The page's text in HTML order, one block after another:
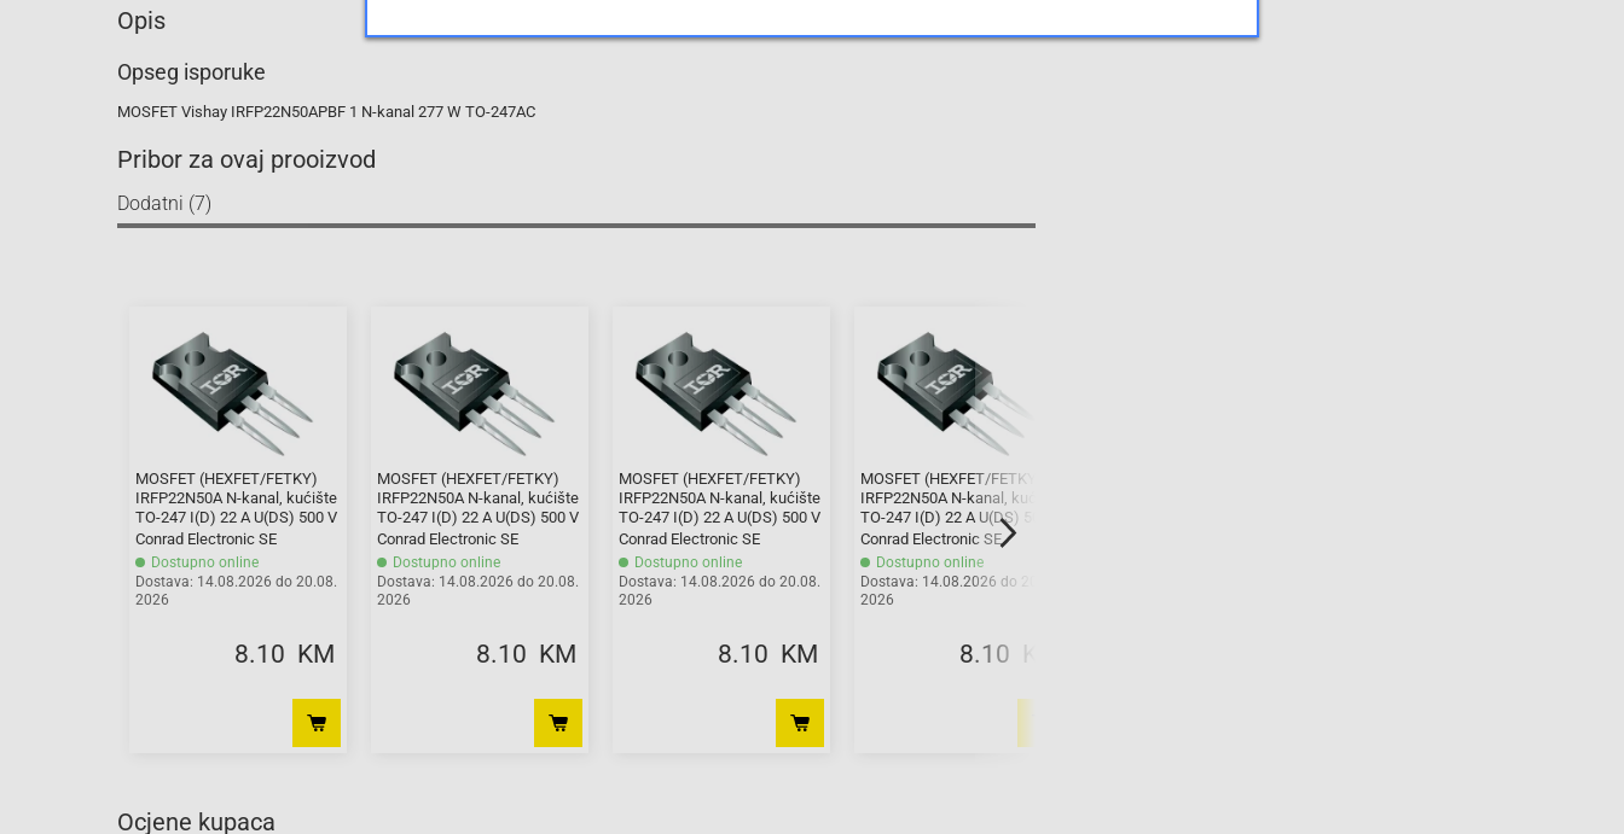
Opis
Opseg isporuke
MOSFET Vishay IRFP22N50APBF 1 N-kanal 277 W TO-247AC
Pribor za ovaj prooizvod
Dodatni (7)
MOSFET (HEXFET/FETKY)
IRFP22N50A N-kanal, kućište
TO-247 I(D) 22 A U(DS) 500 V
Conrad Electronic SE
Dostupno online
Dostava: 14.08.2026 do 20.08.
2026
8.10 KM
MOSFET (HEXFET/FETKY)
IRFP22N50A N-kanal, kućište
TO-247 I(D) 22 A U(DS) 500 V
Conrad Electronic SE
Dostupno online
Dostava: 14.08.2026 do 20.08.
2026
8.10 KM
MOSFET (HEXFET/FETKY)
IRFP22N50A N-kanal, kućište
TO-247 I(D) 22 A U(DS) 500 V
Conrad Electronic SE
Dostupno online
Dostava: 14.08.2026 do 20.08.
2026
8.10 KM
MOSFET (HEXFET/FETKY)
IRFP22N50A N-kanal, kućište
TO-247 I(D) 22 A U(DS) 500 V
Conrad Electronic SE
Dostupno online
Dostava: 14.08.2026 do 20.08.
2026
8.10 KM
Ocjene kupaca